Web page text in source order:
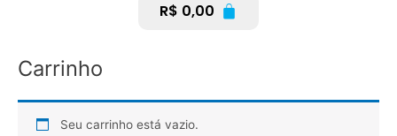
R$ 0,00
Carrinho
Seu carrinho está vazio.